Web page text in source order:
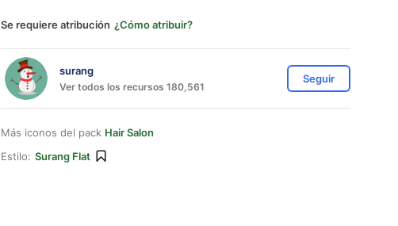
Se requiere atribución ¿Cómo atribuir?
surang
Ver todos los recursos 180,561
Seguir
Más iconos del pack Hair Salon
Estilo: Surang Flat